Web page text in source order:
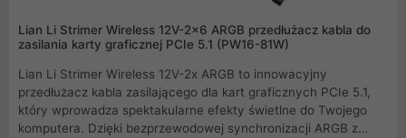
Lian Li Strimer Wireless 12V-2x6 ARGB przedłużacz kabla do
zasilania karty graficznej PCIe 5.1 (PW16-81W)
Lian Li Strimer Wireless 12V-2x ARGB to innowacyjny
przedłużacz kabla zasilającego dla kart graficznych PCIe 5.1,
który wprowadza spektakularne efekty świetlne do Twojego
komputera. Dzięki bezprzewodowej synchronizacji ARGB z